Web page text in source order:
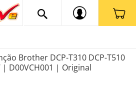
Brother DCP-T310 DCP-T510
| D00VCH001 | Original